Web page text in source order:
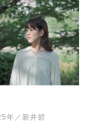
年／新井碧